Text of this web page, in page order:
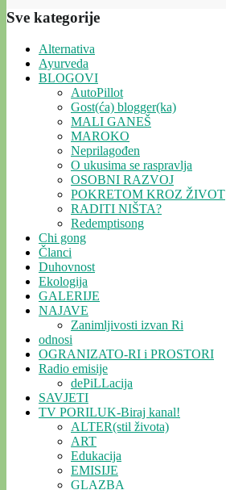
Sve kategorije
Alternativa
Ayurveda
BLOGOVI
AutoPillot
Gost(ća) blogger(ka)
MALI GANEŠ
MAROKO
Neprilagođen
O ukusima se raspravlja
OSOBNI RAZVOJ
POKRETOM KROZ ŽIVOT
RADITI NIŠTA?
Redemptisong
Chi gong
Članci
Duhovnost
Ekologija
GALERIJE
NAJAVE
Zanimljivosti izvan Ri
odnosi
OGRANIZATO-RI i PROSTORI
Radio emisije
dePiLLacija
SAVJETI
TV PORILUK-Biraj kanal!
ALTER(stil života)
ART
Edukacija
EMISIJE
GLAZBA